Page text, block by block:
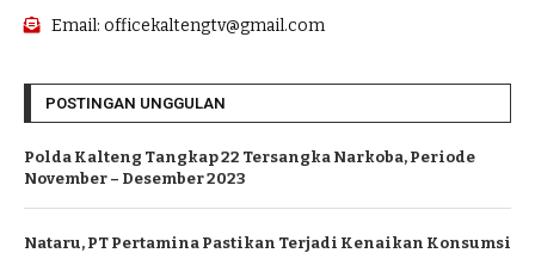
Email: officekaltengtv@gmail.com
POSTINGAN UNGGULAN
Polda Kalteng Tangkap 22 Tersangka Narkoba, Periode
November – Desember 2023
Nataru, PT Pertamina Pastikan Terjadi Kenaikan Konsumsi